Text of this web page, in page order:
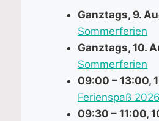
Ganztags, 9.
Sommerferien
Ganztags,10.
Sommerferien
09:00 – 13:00,
Ferienspaß 2026
09:30 – 11:00,